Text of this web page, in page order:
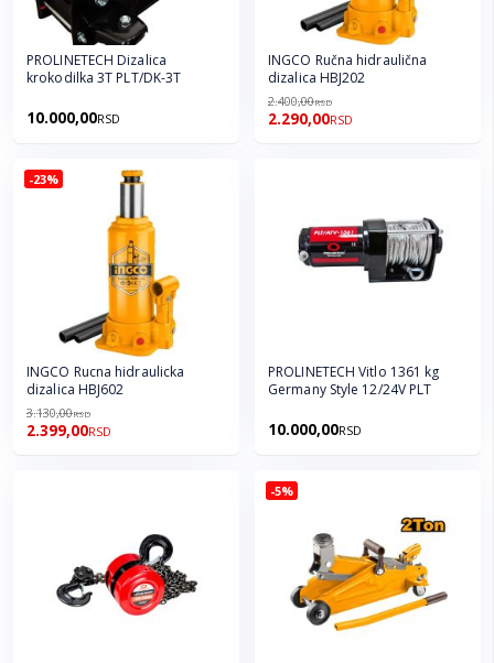
PROLINETECH Dizalica
krokodilka 3T PLT/DK-3T
10.000,00RSD
INGCO Ručna hidraulična
dizalica HBJ202
2.400,00RSD
2.290,00RSD
-23%
INGCO Rucna hidraulicka
dizalica HBJ602
3.130,00RSD
2.399,00RSD
PROLINETECH Vitlo 1361 kg
Germany Style 12/24V PLT
10.000,00RSD
-5%